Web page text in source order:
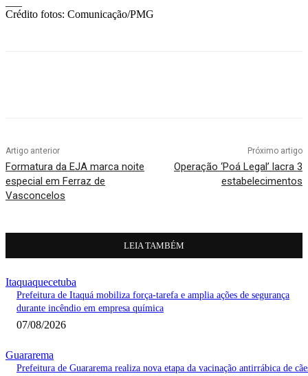
Crédito fotos: Comunicação/PMG
Artigo anterior
Formatura da EJA marca noite
especial em Ferraz de
Vasconcelos
Próximo artigo
Operação ‘Poá Legal’ lacra 3
estabelecimentos
LEIA TAMBÉM
Itaquaquecetuba
Prefeitura de Itaquá mobiliza força-tarefa e amplia ações de segurança
durante incêndio em empresa química
07/08/2026
Guararema
Prefeitura de Guararema realiza nova etapa da vacinação antirrábica de